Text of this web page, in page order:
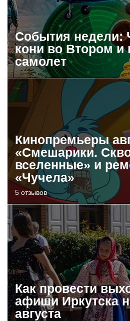
События недели:
кони во Втором и
самолет
Кинопремьеры
«Смешарики.
вселенные» и
«Чучела»
5 отзывов
Как провести
афиши Иркутска
августа